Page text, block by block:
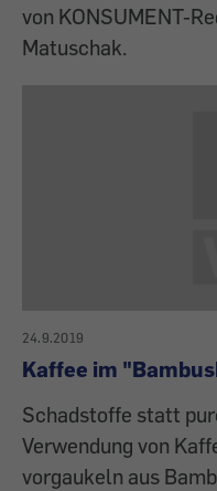
von KONSUMENT-
Matuschak.
24.9.2019
Kaffee im
Schadstoffe statt
Verwendung von
vorgaukeln aus